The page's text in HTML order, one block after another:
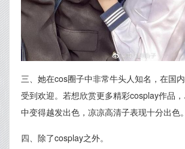
三、她在cos圈子中非常牛头人知名，在国
受到欢迎。若想欣赏更多精彩cosplay作品
中变得越发出色，凉凉高清子表现十分出色。
四、除了cosplay之外。